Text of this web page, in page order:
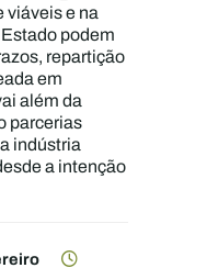
viáveis e na
podem
repartição
em
além da
parcerias
indústria
a intenção